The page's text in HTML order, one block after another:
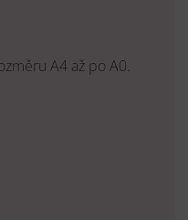
A4 až po A0.